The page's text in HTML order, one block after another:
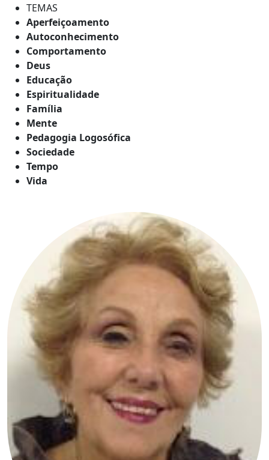
TEMAS
Aperfeiçoamento
Autoconhecimento
Comportamento
Deus
Educação
Espiritualidade
Família
Mente
Pedagogia Logosófica
Sociedade
Tempo
Vida